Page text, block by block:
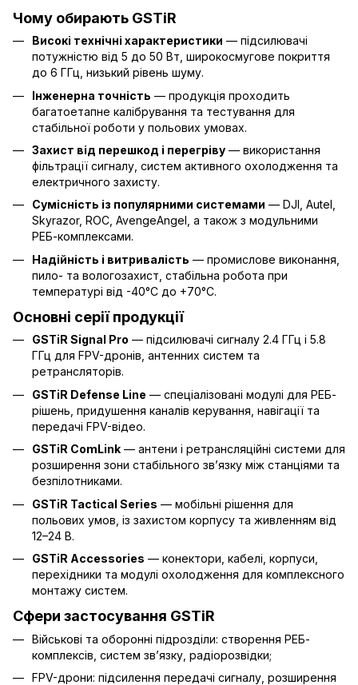
Чому обирають GSTiR
Високі технічні характеристики — підсилювачі
потужністю від 5 до 50 Вт, широкосмугове покриття
до 6 ГГц, низький рівень шуму.
Інженерна точність — продукція проходить
багатоетапне калібрування та тестування для
стабільної роботи у польових умовах.
Захист від перешкод і перегріву — використання
фільтрації сигналу, систем активного охолодження та
електричного захисту.
Сумісність із популярними системами — DJI, Autel,
Skyrazor, ROC, AvengeAngel, а також з модульними
РЕБ-комплексами.
Надійність і витривалість — промислове виконання,
пило- та вологозахист, стабільна робота при
температурі від -40°C до +70°C.
Основні серії продукції
GSTiR Signal Pro — підсилювачі сигналу 2.4 ГГц і 5.8
ГГц для FPV-дронів, антенних систем та
ретрансляторів.
GSTiR Defense Line — спеціалізовані модулі для РЕБ-
рішень, придушення каналів керування, навігації та
передачі FPV-відео.
GSTiR ComLink — антени і ретрансляційні системи для
розширення зони стабільного зв’язку між станціями та
безпілотниками.
GSTiR Tactical Series — мобільні рішення для
польових умов, із захистом корпусу та живленням від
12–24 В.
GSTiR Accessories — конектори, кабелі, корпуси,
перехідники та модулі охолодження для комплексного
монтажу систем.
Сфери застосування GSTiR
Військові та оборонні підрозділи: створення РЕБ-
комплексів, систем зв’язку, радіорозвідки;
FPV-дрони: підсилення передачі сигналу, розширення